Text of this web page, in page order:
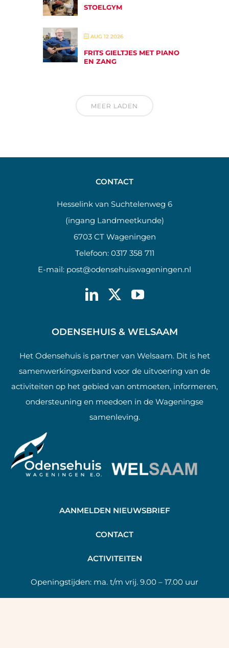
STOELGYM
AUG 12 2026
FRITS GIELTJES MET PIANO
EN ZANG
MEER LADEN
CONTACT
Hesselink van Suchtelenweg 6
(ingang Landmeetkunde)
6703 CT Wageningen
Telefoon: 0317 358 711
E-mail: post@odensehuiswageningen.nl
ODENSEHUIS & WELSAAM
Het Odensehuis is partner van Welsaam. Dit is het
samenwerkingsverband voor de uitvoering van de
activiteiten op het gebied van ontmoeten, informeren,
ondersteuning en meedoen in de Wageningse
samenleving.
AANMELDEN NIEUWSBRIEF
CONTACT
ACTIVITEITEN
Openingstijden: ma. t/m vrij. 9.00 – 17.00 uur